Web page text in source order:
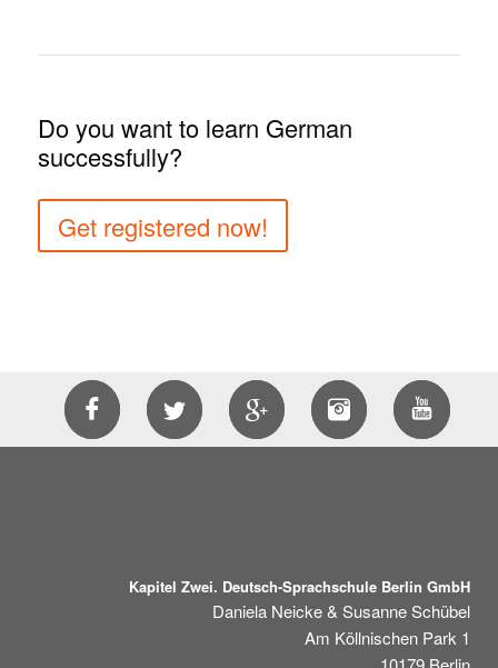
Do you want to learn German
successfully?
Get registered now!
Kapitel Zwei. Deutsch-Sprachschule Berlin GmbH
Daniela Neicke & Susanne Schübel
Am Köllnischen Park 1